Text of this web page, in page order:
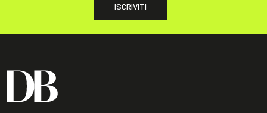
ISCRIVITI